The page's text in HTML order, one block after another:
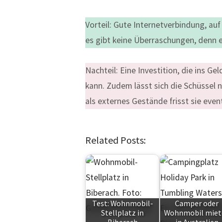
Vorteil: Gute Internetverbindung,
es gibt keine Überraschungen,
Nachteil: Eine Investition, die ins
kann. Zudem lässt sich die
als externes Gestände frisst sie
Related Posts:
Test: Wohnmobil-
Stellplatz in
Camper oder
Wohnmobil